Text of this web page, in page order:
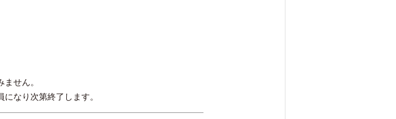
せん。
なり次第終了します。